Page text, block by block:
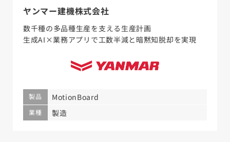
ヤンマー建機株式会社
数千種の多品種生産を支える生産計画
生成AI×業務アプリで工数半減と暗黙知脱却を実現
製品 MotionBoard
業種 製造